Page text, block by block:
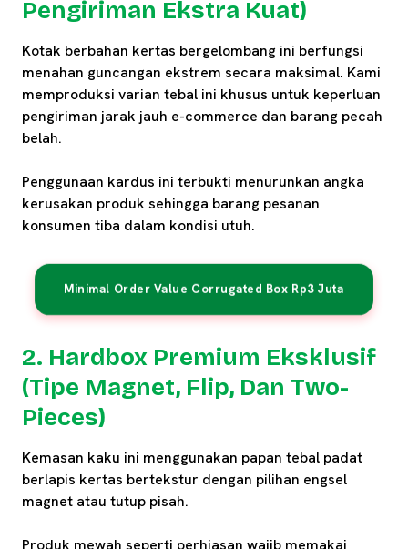
Pengiriman Ekstra Kuat)
Kotak berbahan kertas bergelombang ini berfungsi
menahan guncangan ekstrem secara maksimal. Kami
memproduksi varian tebal ini khusus untuk keperluan
pengiriman jarak jauh e-commerce dan barang pecah
belah.
Penggunaan kardus ini terbukti menurunkan angka
kerusakan produk sehingga barang pesanan
konsumen tiba dalam kondisi utuh.
Minimal Order Value Corrugated Box Rp3 Juta
2. Hardbox Premium Eksklusif
(Tipe Magnet, Flip, Dan Two-
Pieces)
Kemasan kaku ini menggunakan papan tebal padat
berlapis kertas bertekstur dengan pilihan engsel
magnet atau tutup pisah.
Produk mewah seperti perhiasan wajib memakai